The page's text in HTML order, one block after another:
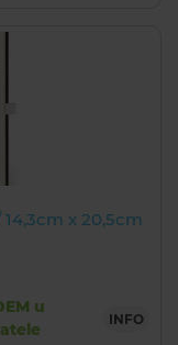
x 20,5cm
u
INFO